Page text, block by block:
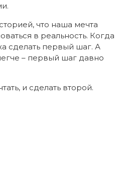
что наша мечта
в реальность. Когда
сделать первый шаг. А
– первый шаг давно
и сделать второй.